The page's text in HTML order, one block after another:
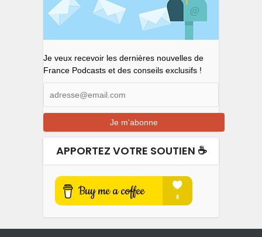
Je veux recevoir les dernières nouvelles de
France Podcasts et des conseils exclusifs !
APPORTEZ VOTRE SOUTIEN ☕️